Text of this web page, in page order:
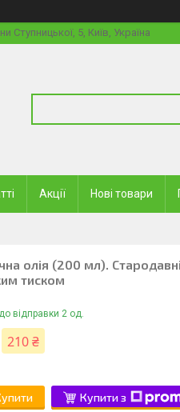
Ступницької, 5, Київ, Україна
Акції Нові товари
олія (200 мл).
тиском
відправки 2 од.
210 ₴
Купити з